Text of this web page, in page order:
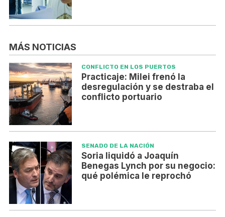
MÁS NOTICIAS
CONFLICTO EN LOS PUERTOS
Practicaje: Milei frenó la
desregulación y se destraba el
conflicto portuario
SENADO DE LA NACIÓN
Soria liquidó a Joaquín
Benegas Lynch por su negocio:
qué polémica le reprochó